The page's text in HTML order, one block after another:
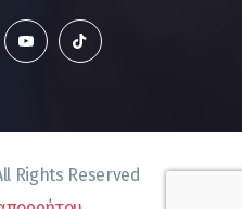
Rights Reserved